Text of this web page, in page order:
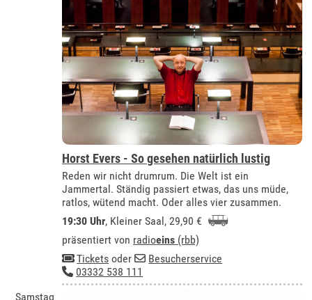
Horst Evers - So gesehen natürlich lustig
Reden wir nicht drumrum. Die Welt ist ein
Jammertal. Ständig passiert etwas, das uns müde,
ratlos, wütend macht. Oder alles vier zusammen.
19:30 Uhr, Kleiner Saal, 29,90 €
präsentiert von radioeins (rbb)
Tickets oder
Besucherservice
03332 538 111
Samstag